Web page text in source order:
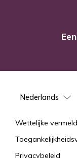
your
Wettelijke
Privacybeleid